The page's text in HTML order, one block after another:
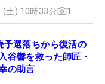
ジャー初優勝を
待ち受けるの
(土) 10時33分 1
予選落ちから復活の
響を救った師匠・
の助言